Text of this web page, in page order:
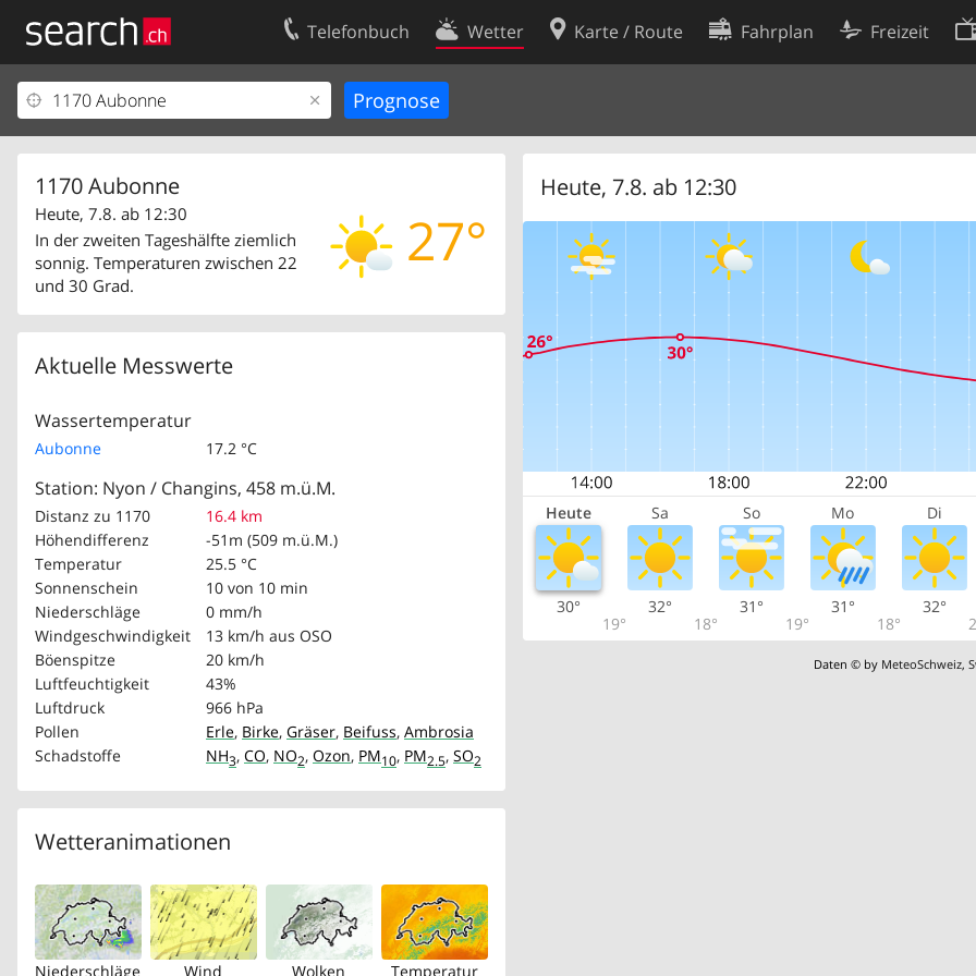
Telefonbuch Wetter Karte / Route Fahrplan Freizeit
1170 Aubonne
27°
Heute, 7.8. ab 12:30
In der zweiten Tageshälfte ziemlich
sonnig. Temperaturen zwischen 22
und 30 Grad.
Aktuelle Messwerte
Wassertemperatur
Aubonne 17.2 °C
Station: Nyon / Changins, 458 m.ü.M.
Distanz zu 1170
16.4 km
Höhendifferenz
-51m (509 m.ü.M.)
Temperatur
25.5 °C
Sonnenschein
10 von 10 min
Niederschläge
0 mm/h
Windgeschwindigkeit
13 km/h aus OSO
Böenspitze
20 km/h
Luftfeuchtigkeit
43%
Luftdruck
966 hPa
Pollen
Erle, Birke, Gräser, Beifuss, Ambrosia
Schadstoffe
NH3, CO, NO2, Ozon, PM10, PM2.5, SO2
Wetteranimationen
Niederschläge Wind Wolken Temperatur
Heute, 7.8. ab 12:30
Heute Sa So Mo Di
30°
19°
32°
18°
31°
19°
31°
18°
32°
Daten © by MeteoSchweiz,
Ihr Eintrag
Kundencenter Geschäftskunden
Kontakt
Nutzungsbedingungen
Cookie-Einstellungen